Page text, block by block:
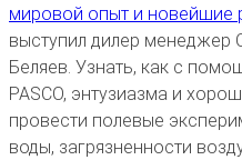
мировой опыт и новейшие
выступил дилер менеджер
Беляев. Узнать, как с
PASCO, энтузиазма и
провести полевые
воды, загрязненности